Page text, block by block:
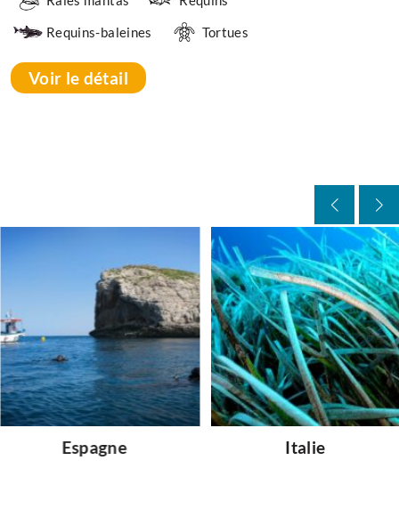
Requins-baleines
Tortues
Voir le détail
Italie Malte